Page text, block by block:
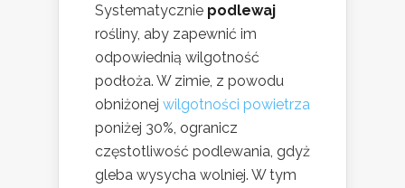
Systematycznie podlewaj
rośliny, aby zapewnić im
odpowiednią wilgotność
podłoża. W zimie, z powodu
obniżonej wilgotności powietrza
poniżej 30%, ogranicz
częstotliwość podlewania, gdyż
gleba wysycha wolniej. W tym